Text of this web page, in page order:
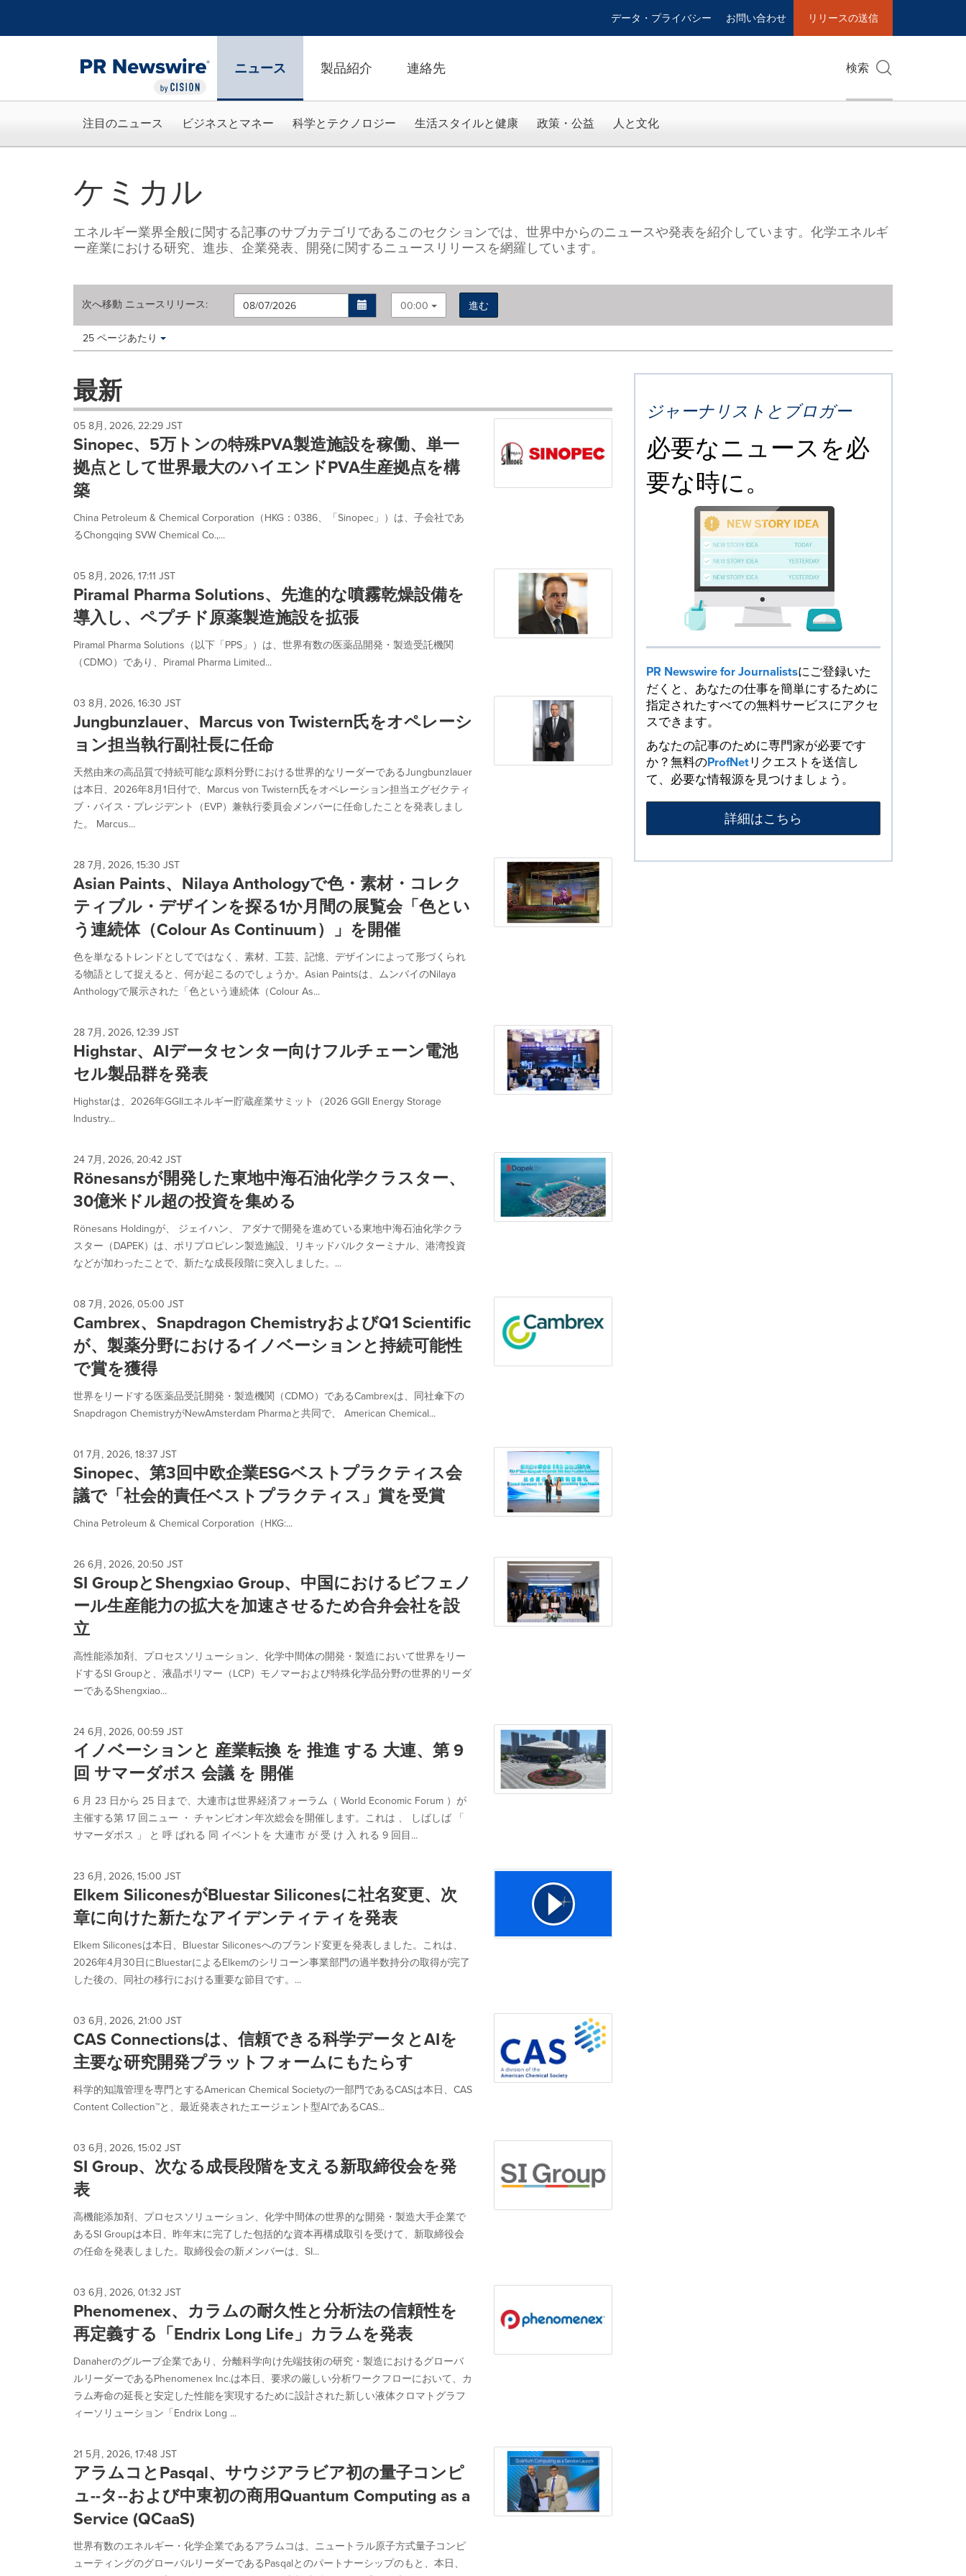
データ・プライバシー お問い合わせ リリースの送信
ニュース 製品紹介 連絡先 検索
注目のニュース ビジネスとマネー 科学とテクノロジー 生活スタイルと健康 政策・公益 人と文化
ケミカル
エネルギー業界全般に関する記事のサブカテゴリであるこのセクションでは、世界中からのニュースや発表を紹介しています。化学エネルギ
ー産業における研究、進歩、企業発表、開発に関するニュースリリースを網羅しています。
次へ移動 ニュースリリース: 00:00
進む
Making
with
these
dropdown
cause
content
on
this
page
change.
News
update
as
each
option
selected.
Items per page:
25 ページあたり
最新
05 8月, 2026, 22:29 JST
Sinopec、5万トンの特殊PVA製造施設を稼働、単一
拠点として世界最大のハイエンドPVA生産拠点を構
築
China Petroleum & Chemical Corporation（HKG：0386、「Sinopec」）は、子会社であ
るChongqing SVW Chemical Co.,...
05 8月, 2026, 17:11 JST
Piramal Pharma Solutions、先進的な噴霧乾燥設備を
導入し、ペプチド原薬製造施設を拡張
Piramal Pharma Solutions（以下「PPS」）は、世界有数の医薬品開発・製造受託機関
（CDMO）であり、Piramal Pharma Limited...
03 8月, 2026, 16:30 JST
Jungbunzlauer、Marcus von Twistern氏をオペレーシ
ョン担当執行副社長に任命
天然由来の高品質で持続可能な原料分野における世界的なリーダーであるJungbunzlauer
は本日、2026年8月1日付で、Marcus von Twistern氏をオペレーション担当エグゼクティ
ブ・バイス・プレジデント（EVP）兼執行委員会メンバーに任命したことを発表しまし
た。 Marcus...
28 7月, 2026, 15:30 JST
Asian Paints、Nilaya Anthologyで色・素材・コレク
ティブル・デザインを探る1か月間の展覧会「色とい
う連続体（Colour As Continuum）」を開催
色を単なるトレンドとしてではなく、素材、工芸、記憶、デザインによって形づくられ
る物語として捉えると、何が起こるのでしょうか。Asian Paintsは、ムンバイのNilaya
Anthologyで展示された「色という連続体（Colour As...
28 7月, 2026, 12:39 JST
Highstar、AIデータセンター向けフルチェーン電池
セル製品群を発表
Highstarは、2026年GGIIエネルギー貯蔵産業サミット（2026 GGII Energy Storage
Industry...
24 7月, 2026, 20:42 JST
Rönesansが開発した東地中海石油化学クラスター、
30億米ドル超の投資を集める
Rönesans Holdingが、 ジェイハン、 アダナで開発を進めている東地中海石油化学クラ
スター（DAPEK）は、ポリプロピレン製造施設、リキッドバルクターミナル、港湾投資
などが加わったことで、新たな成長段階に突入しました。...
08 7月, 2026, 05:00 JST
Cambrex、Snapdragon ChemistryおよびQ1 Scientific
が、製薬分野におけるイノベーションと持続可能性
で賞を獲得
世界をリードする医薬品受託開発・製造機関（CDMO）であるCambrexは、同社傘下の
Snapdragon ChemistryがNewAmsterdam Pharmaと共同で、 American Chemical...
01 7月, 2026, 18:37 JST
Sinopec、第3回中欧企業ESGベストプラクティス会
議で「社会的責任ベストプラクティス」賞を受賞
China Petroleum & Chemical Corporation（HKG:...
26 6月, 2026, 20:50 JST
SI GroupとShengxiao Group、中国におけるビフェノ
ール生産能力の拡大を加速させるため合弁会社を設
立
高性能添加剤、プロセスソリューション、化学中間体の開発・製造において世界をリー
ドするSI Groupと、液晶ポリマー（LCP）モノマーおよび特殊化学品分野の世界的リーダ
ーであるShengxiao...
24 6月, 2026, 00:59 JST
イノベーションと 産業転換 を 推進 する 大連、第 9
回 サマーダボス 会議 を 開催
6 月 23 日から 25 日まで、大連市は世界経済フォーラム（ World Economic Forum ）が
主催する第 17 回ニュー ・ チャンピオン年次総会を開催します。これは 、 しばしば 「
サマーダボス 」 と 呼 ばれる 同 イベントを 大連市 が 受 け 入 れる 9 回目...
23 6月, 2026, 15:00 JST
Elkem SiliconesがBluestar Siliconesに社名変更、次
章に向けた新たなアイデンティティを発表
Elkem Siliconesは本日、Bluestar Siliconesへのブランド変更を発表しました。これは、
2026年4月30日にBluestarによるElkemのシリコーン事業部門の過半数持分の取得が完了
した後の、同社の移行における重要な節目です。...
03 6月, 2026, 21:00 JST
CAS Connectionsは、信頼できる科学データとAIを
主要な研究開発プラットフォームにもたらす
科学的知識管理を専門とするAmerican Chemical Societyの一部門であるCASは本日、CAS
Content Collection™と、最近発表されたエージェント型AIであるCAS...
03 6月, 2026, 15:02 JST
SI Group、次なる成長段階を支える新取締役会を発
表
高機能添加剤、プロセスソリューション、化学中間体の世界的な開発・製造大手企業で
あるSI Groupは本日、昨年末に完了した包括的な資本再構成取引を受けて、新取締役会
の任命を発表しました。取締役会の新メンバーは、SI...
03 6月, 2026, 01:32 JST
Phenomenex、カラムの耐久性と分析法の信頼性を
再定義する「Endrix Long Life」カラムを発表
Danaherのグループ企業であり、分離科学向け先端技術の研究・製造におけるグローバ
ルリーダーであるPhenomenex Inc.は本日、要求の厳しい分析ワークフローにおいて、カ
ラム寿命の延長と安定した性能を実現するために設計された新しい液体クロマトグラフ
ィーソリューション「Endrix Long ...
21 5月, 2026, 17:48 JST
アラムコとPasqal、サウジアラビア初の量子コンピ
ュ--タ--および中東初の商用Quantum Computing as a
Service (QCaaS)
世界有数のエネルギー・化学企業であるアラムコは、ニュートラル原子方式量子コンピ
ューティングのグローバルリーダーであるPasqalとのパートナーシップのもと、本日、
ジャーナリストとブロガー
必要なニュースを必
要な時に。
PR Newswire for Journalistsにご登録いた
だくと、あなたの仕事を簡単にするために
指定されたすべての無料サービスにアクセ
スできます。
あなたの記事のために専門家が必要です
か？無料のProfNetリクエストを送信し
て、必要な情報源を見つけましょう。
詳細はこちら